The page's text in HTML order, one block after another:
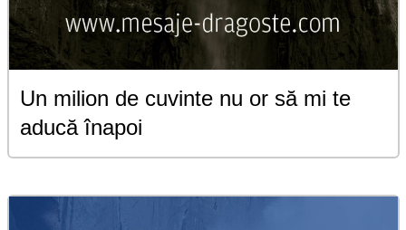
Un milion de cuvinte nu or să mi te
aducă înapoi